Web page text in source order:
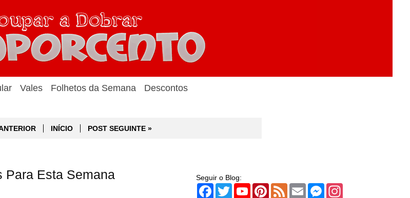
Vales Folhetos da Semana Descontos
INÍCIO POST SEGUINTE »
Para Esta Semana
Seguir o Blog:
Facebook
TwitterYouTubePinterest
Feed Email Messenger